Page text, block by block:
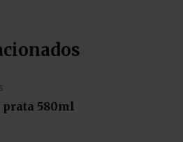
prata 580ml